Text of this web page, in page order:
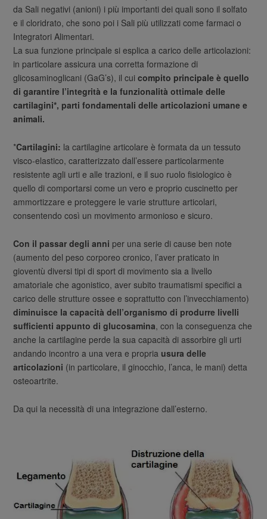
da Sali negativi (anioni) i più importanti dei quali sono il solfato
e il cloridrato, che sono poi i Sali più utilizzati come farmaci o
Integratori Alimentari.
La sua funzione principale si esplica a carico delle articolazioni:
in particolare assicura una corretta formazione di
glicosaminoglicani (GaG’s), il cuicompito principale è quello
di garantire l’integrità e la funzionalità ottimale delle
cartilagini*, parti fondamentali delle articolazioni umane e
animali.
*Cartilagini: la cartilagine articolare è formata da un tessuto
visco-elastico, caratterizzato dall’essere particolarmente
resistente agli urti e alle trazioni, e il suo ruolo fisiologico è
quello di comportarsi come un vero e proprio cuscinetto per
ammortizzare e proteggere le varie strutture articolari,
consentendo così un movimento armonioso e sicuro.
Con il passar degli anni per una serie di cause ben note
(aumento del peso corporeo cronico, l’aver praticato in
gioventù diversi tipi di sport di movimento sia a livello
amatoriale che agonistico, aver subito traumatismi specifici a
carico delle strutture ossee e soprattutto con l’invecchiamento)
diminuisce la capacità dell’organismo di produrre livelli
sufficienti appunto di glucosamina, con la conseguenza che
anche la cartilagine perde la sua capacità di assorbire gli urti
andando incontro a una vera e propria usura delle
articolazioni (in particolare, il ginocchio, l’anca, le mani) detta
osteoartrite.
Da qui la necessità di una integrazione dall’esterno.